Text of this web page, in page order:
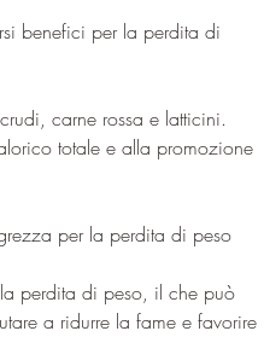
benefici per la perdita di
carne rossa e latticini.
totale e alla promozione
per la perdita di peso
perdita di peso, il che può
a ridurre la fame e favorire